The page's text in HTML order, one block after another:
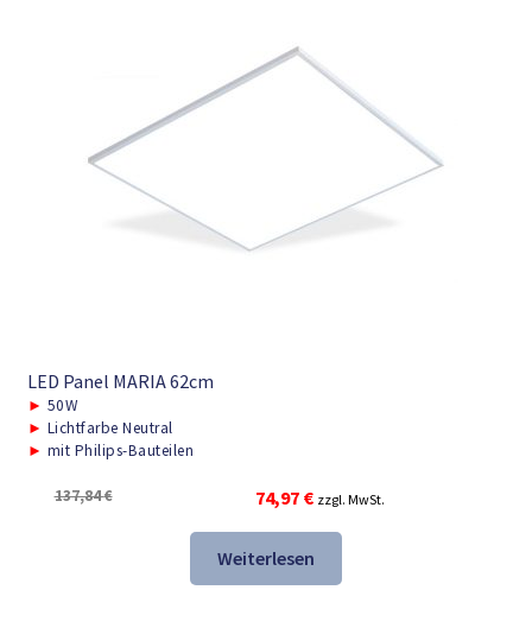
LED Panel MARIA 62cm
► 50W
► Lichtfarbe Neutral
► mit Philips-Bauteilen
137,84€
Ursprünglicher
Preis
war:
137,84 €
74,97 €Aktueller
Preis
ist:
74,97 €.
zzgl. MwSt.
Weiterlesen